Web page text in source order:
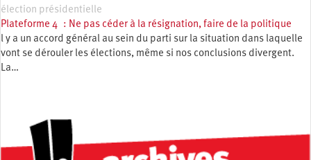
élection présidentielle
Plateforme 4 : Ne pas céder à la résignation, faire de la politique
l y a un accord général au sein du parti sur la situation dans laquelle
vont se dérouler les élections, même si nos conclusions divergent.
La…